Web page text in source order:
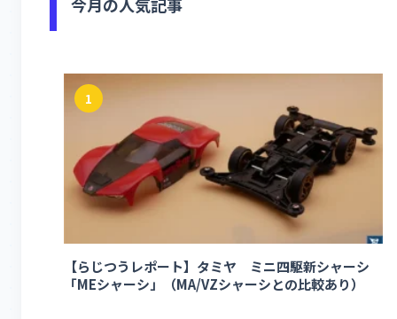
今月の人気記事
1
【らじつうレポート】タミヤ ミニ四駆新シャーシ
「MEシャーシ」（MA/VZシャーシとの比較あり）